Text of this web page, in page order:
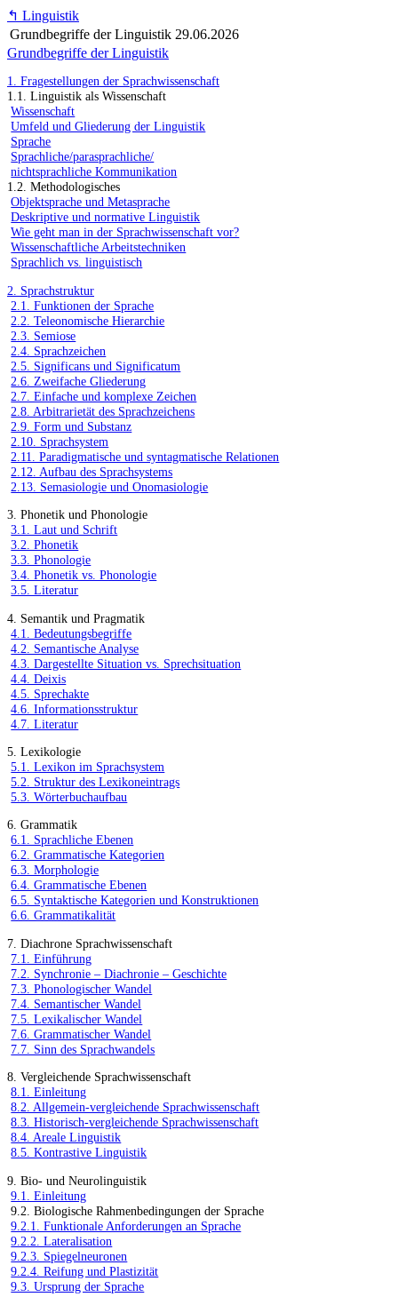
↰ Linguistik
Grundbegriffe der Linguistik 29.06.2026
Grundbegriffe der Linguistik
1. Fragestellungen der Sprachwissenschaft
1.1. Linguistik als Wissenschaft
Wissenschaft
Umfeld und Gliederung der Linguistik
Sprache
Sprachliche/parasprachliche/
nichtsprachliche Kommunikation
1.2. Methodologisches
Objektsprache und Metasprache
Deskriptive und normative Linguistik
Wie geht man in der Sprachwissenschaft vor?
Wissenschaftliche Arbeitstechniken
Sprachlich vs. linguistisch
2. Sprachstruktur
2.1. Funktionen der Sprache
2.2. Teleonomische Hierarchie
2.3. Semiose
2.4. Sprachzeichen
2.5. Significans und Significatum
2.6. Zweifache Gliederung
2.7. Einfache und komplexe Zeichen
2.8. Arbitrarietät des Sprachzeichens
2.9. Form und Substanz
2.10. Sprachsystem
2.11. Paradigmatische und syntagmatische Relationen
2.12. Aufbau des Sprachsystems
2.13. Semasiologie und Onomasiologie
3. Phonetik und Phonologie
3.1. Laut und Schrift
3.2. Phonetik
3.3. Phonologie
3.4. Phonetik vs. Phonologie
3.5. Literatur
4. Semantik und Pragmatik
4.1. Bedeutungsbegriffe
4.2. Semantische Analyse
4.3. Dargestellte Situation vs. Sprechsituation
4.4. Deixis
4.5. Sprechakte
4.6. Informationsstruktur
4.7. Literatur
5. Lexikologie
5.1. Lexikon im Sprachsystem
5.2. Struktur des Lexikoneintrags
5.3. Wörterbuchaufbau
6. Grammatik
6.1. Sprachliche Ebenen
6.2. Grammatische Kategorien
6.3. Morphologie
6.4. Grammatische Ebenen
6.5. Syntaktische Kategorien und Konstruktionen
6.6. Grammatikalität
7. Diachrone Sprachwissenschaft
7.1. Einführung
7.2. Synchronie – Diachronie – Geschichte
7.3. Phonologischer Wandel
7.4. Semantischer Wandel
7.5. Lexikalischer Wandel
7.6. Grammatischer Wandel
7.7. Sinn des Sprachwandels
8. Vergleichende Sprachwissenschaft
8.1. Einleitung
8.2. Allgemein-vergleichende Sprachwissenschaft
8.3. Historisch-vergleichende Sprachwissenschaft
8.4. Areale Linguistik
8.5. Kontrastive Linguistik
9. Bio- und Neurolinguistik
9.1. Einleitung
9.2. Biologische Rahmenbedingungen der Sprache
9.2.1. Funktionale Anforderungen an Sprache
9.2.2. Lateralisation
9.2.3. Spiegelneuronen
9.2.4. Reifung und Plastizität
9.3. Ursprung der Sprache